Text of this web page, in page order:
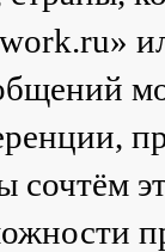
сочтём